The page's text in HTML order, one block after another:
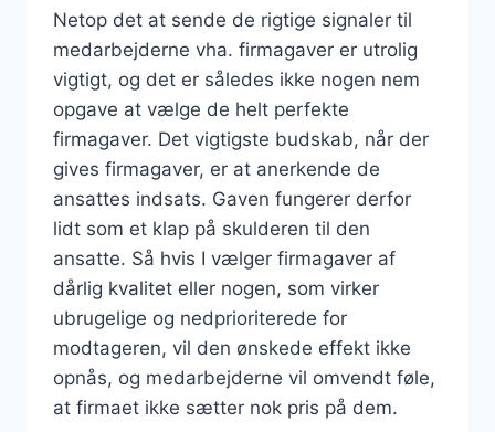
Netop det at sende de rigtige signaler til
medarbejderne vha. firmagaver er utrolig
vigtigt, og det er således ikke nogen nem
opgave at vælge de helt perfekte
firmagaver. Det vigtigste budskab, når der
gives firmagaver, er at anerkende de
ansattes indsats. Gaven fungerer derfor
lidt som et klap på skulderen til den
ansatte. Så hvis I vælger firmagaver af
dårlig kvalitet eller nogen, som virker
ubrugelige og nedprioriterede for
modtageren, vil den ønskede effekt ikke
opnås, og medarbejderne vil omvendt føle,
at firmaet ikke sætter nok pris på dem.